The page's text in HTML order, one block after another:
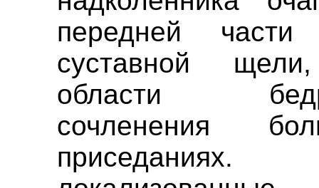
передней
суставной
области
сочленения